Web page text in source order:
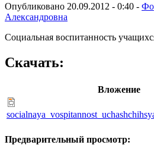
Опубликовано 20.09.2012 - 0:40 -
Александровна
Социальная воспитанность
Скачать:
Вложение
Предварительный просмотр: